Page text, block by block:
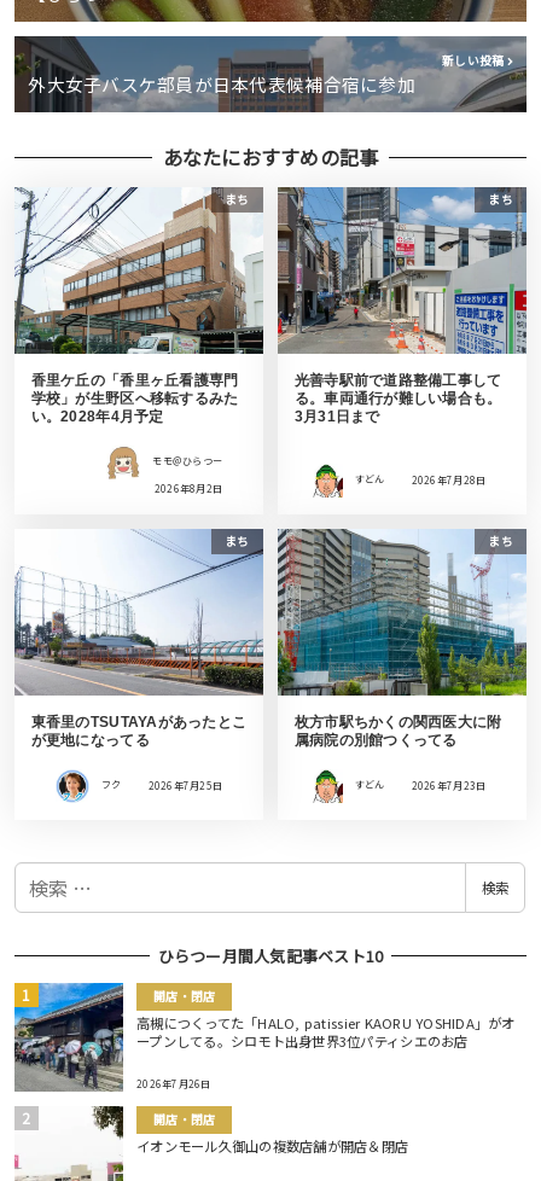
新しい投稿
外大女子バスケ部員が日本代表候補合宿に参加
あなたにおすすめの記事
まち
香里ケ丘の「香里ヶ丘看護専門
学校」が生野区へ移転するみた
い。2028年4月予定
モモ＠ひらつー
2026年8月2日
まち
光善寺駅前で道路整備工事して
る。車両通行が難しい場合も。
3月31日まで
すどん 2026年7月28日
まち
東香里のTSUTAYAがあったとこ
が更地になってる
フク 2026年7月25日
まち
枚方市駅ちかくの関西医大に附
属病院の別館つくってる
すどん 2026年7月23日
検
検索
ひらつー月間人気記事ベスト10
開店・閉店
高槻につくってた「HALO, patissier KAORU YOSHIDA」がオ
ープンしてる。シロモト出身世界3位パティシエのお店
2026年7月26日
開店・閉店
イオンモール久御山の複数店舗が開店＆閉店